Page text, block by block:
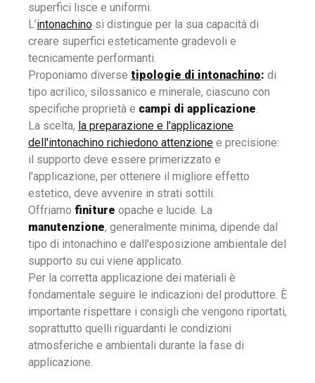
superfici lisce e uniformi.
L’intonachino si distingue per la sua capacità di
creare superfici esteticamente gradevoli e
tecnicamente performanti.
Proponiamo diverse tipologie di intonachino: di
tipo acrilico, silossanico e minerale, ciascuno con
specifiche proprietà e campi di applicazione.
La scelta, la preparazione e l'applicazione
dell'intonachino richiedono attenzione e precisione:
il supporto deve essere primerizzato e
l'applicazione, per ottenere il migliore effetto
estetico, deve avvenire in strati sottili.
Offriamo finiture opache e lucide. La
manutenzione, generalmente minima, dipende dal
tipo di intonachino e dall'esposizione ambientale del
supporto su cui viene applicato.
Per la corretta applicazione dei materiali è
fondamentale seguire le indicazioni del produttore. È
importante rispettare i consigli che vengono riportati,
soprattutto quelli riguardanti le condizioni
atmosferiche e ambientali durante la fase di
applicazione.